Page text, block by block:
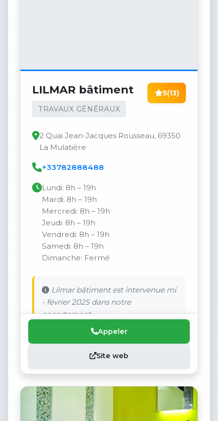
LILMAR bâtiment
TRAVAUX GÉNÉRAUX
5(13)
2 Quai Jean-Jacques Rousseau, 69350
La Mulatière
+33782888488
Lundi: 8h – 19h
Mardi: 8h – 19h
Mercredi: 8h – 19h
Jeudi: 8h – 19h
Vendredi: 8h – 19h
Samedi: 8h – 19h
Dimanche: Fermé
Lilmar bâtiment est intervenue mi
- février 2025 dans notre
appartement.
Appeler
Site web